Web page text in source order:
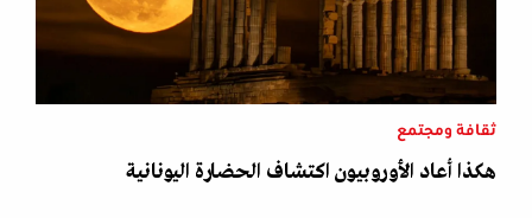
ثقافة ومجتمع
هكذا أعاد الأوروبيون اكتشاف الحضارة اليونانية